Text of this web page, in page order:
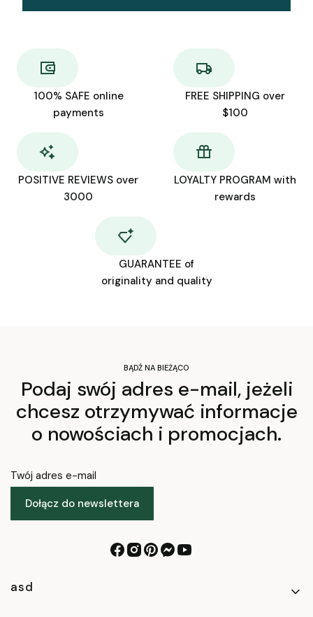
100% SAFE online
payments
FREE SHIPPING over
$100
POSITIVE REVIEWS over
3000
LOYALTY PROGRAM with
rewards
GUARANTEE of
originality and quality
BĄDŹ NA BIEŻĄCO
Podaj swój adres e-mail, jeżeli
chcesz otrzymywać informacje
o nowościach i promocjach.
Twój adres e-mail
Dołącz do newslettera
Linki w stopce
asd